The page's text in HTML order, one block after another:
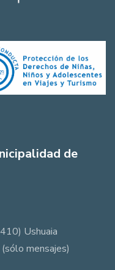
de
Ushuaia
(sólo mensajes)